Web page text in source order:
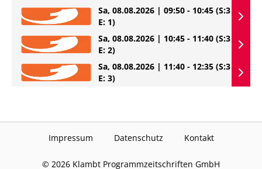
Sa, 08.08.2026 | 09:50 - 10:45 (S:3
E: 1)
Sa, 08.08.2026 | 10:45 - 11:40 (S:3
E: 2)
Sa, 08.08.2026 | 11:40 - 12:35 (S:3
E: 3)
Impressum Datenschutz Kontakt
© 2026 Klambt Programmzeitschriften GmbH